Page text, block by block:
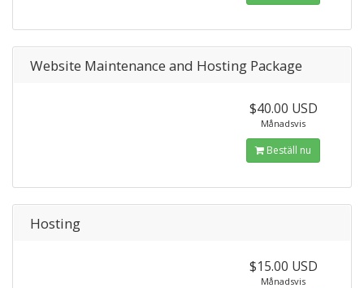
Website Maintenance and Hosting Package
$40.00 USD
Månadsvis
Beställ nu
Hosting
$15.00 USD
Månadsvis